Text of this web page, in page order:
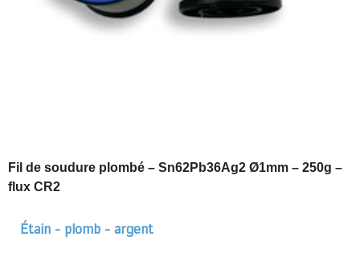
Fil de soudure plombé – Sn62Pb36Ag2 Ø1mm – 250g –
flux CR2
Étain - plomb - argent